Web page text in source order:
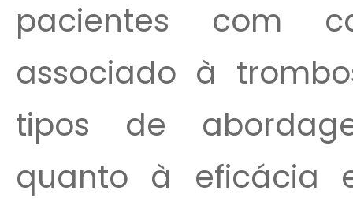
pacientes com
associado à
tipos de
quanto à eficácia